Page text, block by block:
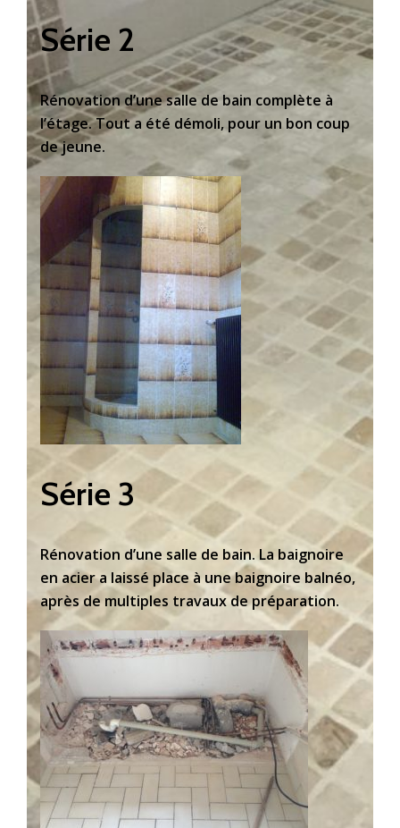
Série 2
Rénovation d’une salle de bain complète à
l’étage. Tout a été démoli, pour un bon coup
de jeune.
Série 3
Rénovation d’une salle de bain. La baignoire
en acier a laissé place à une baignoire balnéo,
après de multiples travaux de préparation.